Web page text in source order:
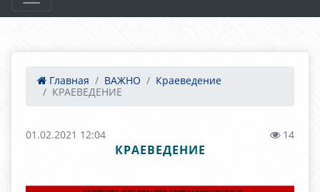
Главная ВАЖНО
Краеведение
КРАЕВЕДЕНИЕ
01.02.2021 12:04 14
КРАЕВЕДЕНИЕ